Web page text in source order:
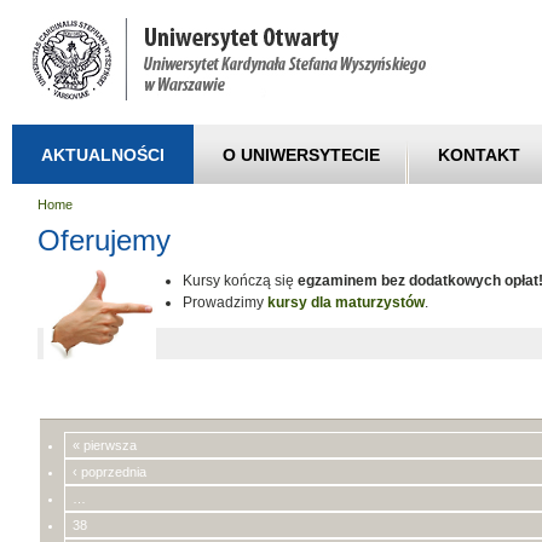
AKTUALNOŚCI O UNIWERSYTECIE KONTAKT
Home
Oferujemy
Kursy kończą się egzaminem bez dodatkowych opłat!
Prowadzimy kursy dla maturzystów.
« pierwsza
‹ poprzednia
38